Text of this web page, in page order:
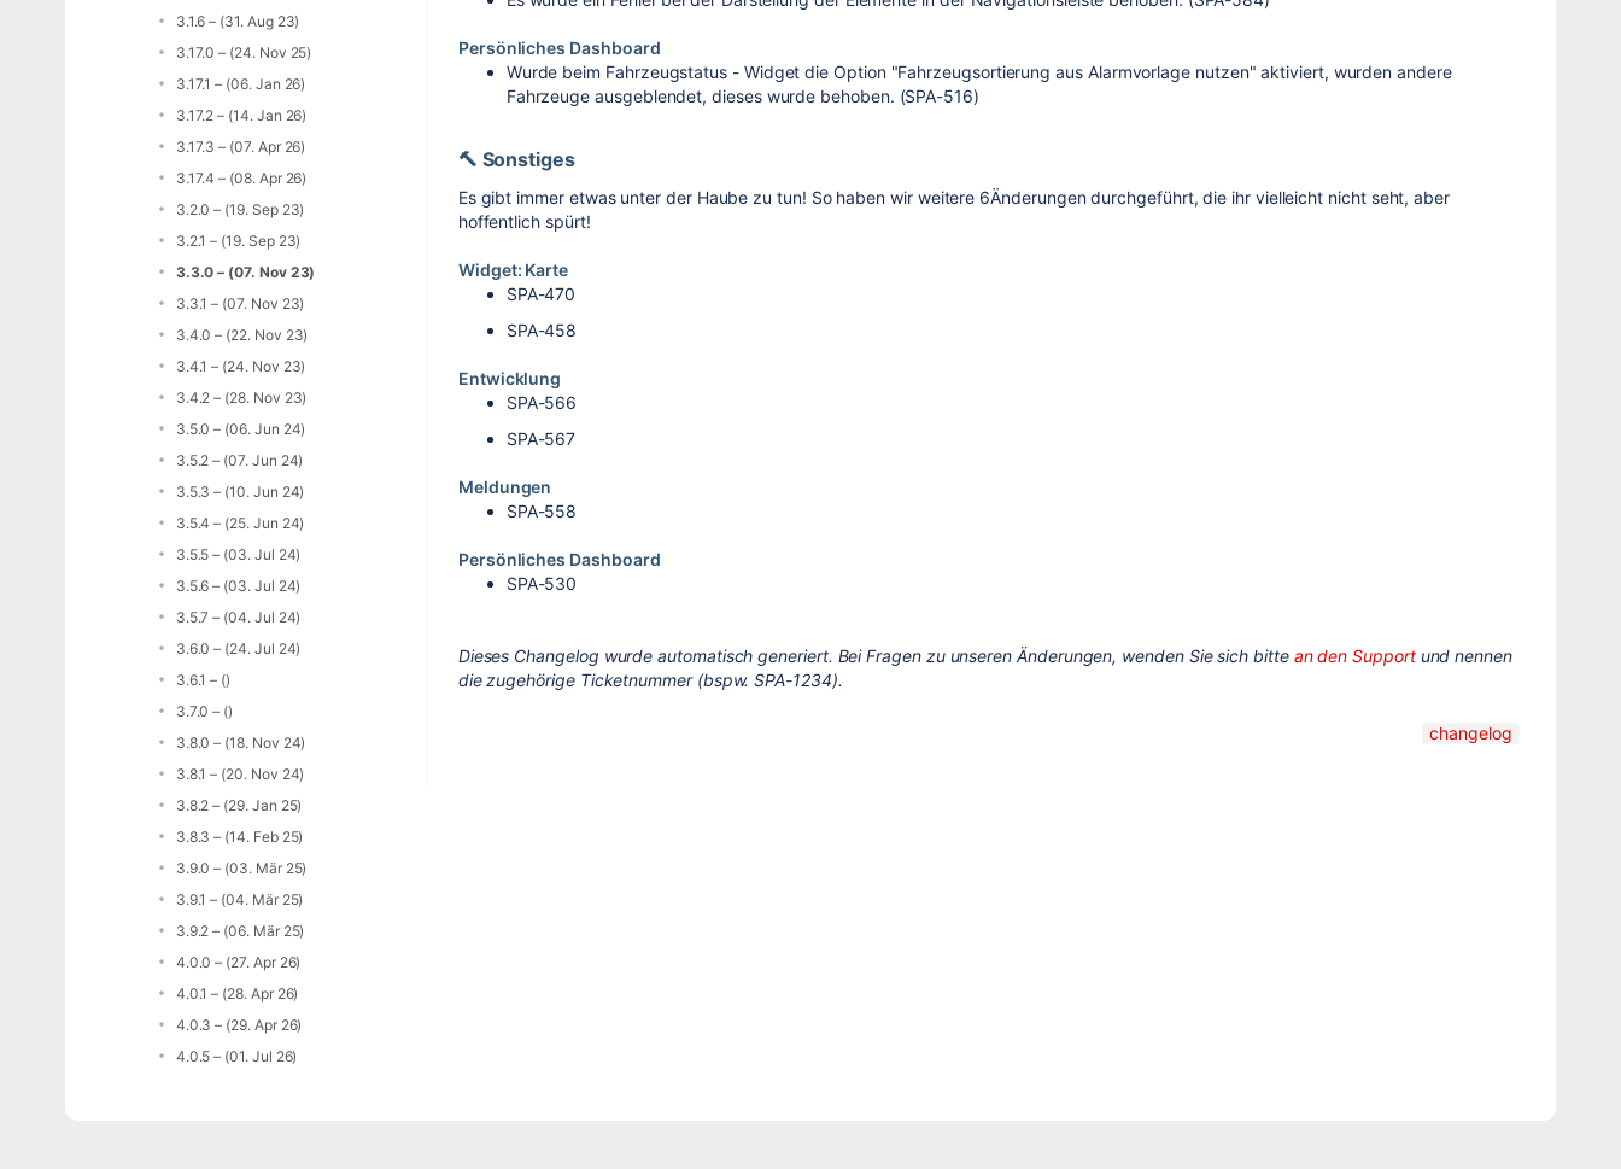
3.1.6 – (31. Aug 23)
3.17.0 – (24. Nov 25)
3.17.1 – (06. Jan 26)
3.17.2 – (14. Jan 26)
3.17.3 – (07. Apr 26)
3.17.4 – (08. Apr 26)
3.2.0 – (19. Sep 23)
3.2.1 – (19. Sep 23)
3.3.0 – (07. Nov 23)
3.3.1 – (07. Nov 23)
3.4.0 – (22. Nov 23)
3.4.1 – (24. Nov 23)
3.4.2 – (28. Nov 23)
3.5.0 – (06. Jun 24)
3.5.2 – (07. Jun 24)
3.5.3 – (10. Jun 24)
3.5.4 – (25. Jun 24)
3.5.5 – (03. Jul 24)
3.5.6 – (03. Jul 24)
3.5.7 – (04. Jul 24)
3.6.0 – (24. Jul 24)
3.6.1 – ()
3.7.0 – ()
3.8.0 – (18. Nov 24)
3.8.1 – (20. Nov 24)
3.8.2 – (29. Jan 25)
3.8.3 – (14. Feb 25)
3.9.0 – (03. Mär 25)
3.9.1 – (04. Mär 25)
3.9.2 – (06. Mär 25)
4.0.0 – (27. Apr 26)
4.0.1 – (28. Apr 26)
4.0.3 – (29. Apr 26)
4.0.5 – (01. Jul 26)
Persönliches Dashboard
Wurde beim Fahrzeugstatus - Widget die Option "Fahrzeugsortierung aus Alarmvorlage nutzen" aktiviert, wurden andere
Fahrzeuge ausgeblendet, dieses wurde behoben. (SPA-516)
🔨 Sonstiges
Es gibt immer etwas unter der Haube zu tun! So haben wir weitere 6Änderungen durchgeführt, die ihr vielleicht nicht seht, aber
hoffentlich spürt!
Widget: Karte
SPA-470
SPA-458
Entwicklung
SPA-566
SPA-567
Meldungen
SPA-558
Persönliches Dashboard
SPA-530
Dieses Changelog wurde automatisch generiert. Bei Fragen zu unseren Änderungen, wenden Sie sich bitte an den Supportund nennen
die zugehörige Ticketnummer (bspw. SPA-1234).
changelog